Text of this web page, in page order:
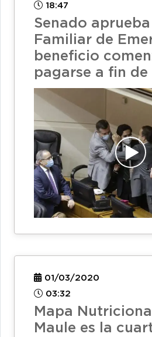
18:47
Senado
Familiar de
beneficio
pagarse a fin de
01/03/2020
03:32
Mapa
Maule es la